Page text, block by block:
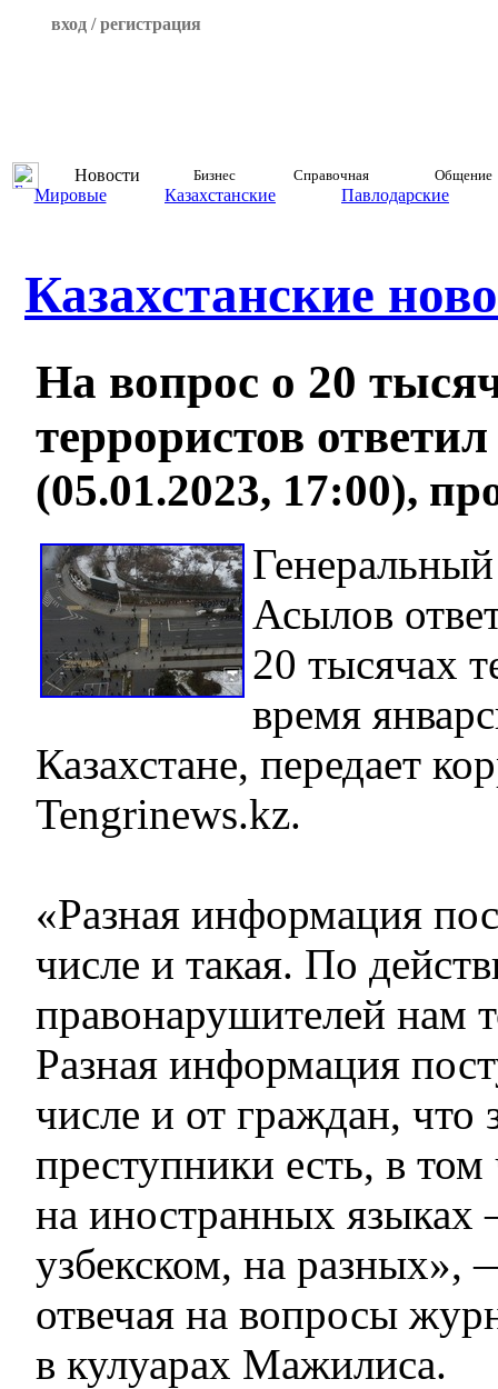
вход / регистрация
Новости Бизнес Справочная Общение
Мировые Казахстанские Павлодарские
Казахстанские
На вопрос о 20
террористов
(05.01.2023, 17:00),
Асылов
20 тысячах
время
Казахстане, передает
Tengrinews.kz.
«Разная информация
числе и такая. По
правонарушителей нам
Разная информация
числе и от граждан, что
преступники есть, в
на иностранных
узбекском, на разных»,
отвечая на вопросы
в кулуарах Мажилиса.